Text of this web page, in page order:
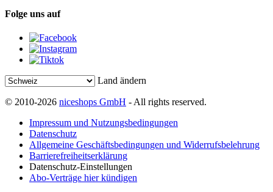
Folge uns auf
Land ändern
© 2010-2026 niceshops GmbH - All rights reserved.
Impressum und Nutzungsbedingungen
Datenschutz
Allgemeine Geschäftsbedingungen und Widerrufsbelehrung
Barrierefreiheitserklärung
Datenschutz-Einstellungen
Abo-Verträge hier kündigen